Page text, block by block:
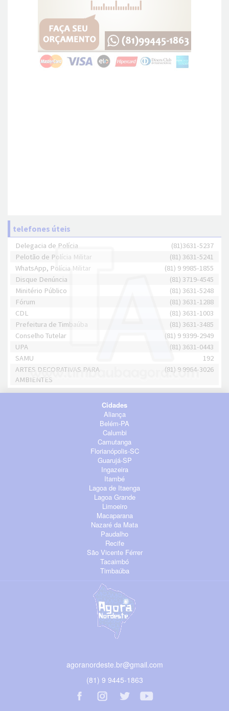
telefones úteis
Delegacia de Polícia
(81)3631-5237
Pelotão de Polícia Militar
(81) 3631-5241
WhatsApp, Polícia Militar
(81) 9 9985-1855
Disque Denúncia
(81) 3719-4545
Minitério Público
(81) 3631-5248
Fórum
(81) 3631-1288
CDL
(81) 3631-1003
Prefeitura de Timbaúba
(81) 3631-3485
Conselho Tutelar
(81) 9 9399-2949
UPA
(81) 3631-0443
SAMU
192
ARTES DECORATIVAS PARA
AMBIENTES
(81) 9 9964-3026
Cidades
Aliança
Belém-PA
Calumbi
Camutanga
Florianópolis-SC
Guarujá-SP
Ingazeira
Itambé
Lagoa de Itaenga
Lagoa Grande
Limoeiro
Macaparana
Nazaré da Mata
Paudalho
Recife
São Vicente Férrer
Tacaimbó
Timbaúba
agoranordeste.br@gmail.com
(81) 9 9445-1863